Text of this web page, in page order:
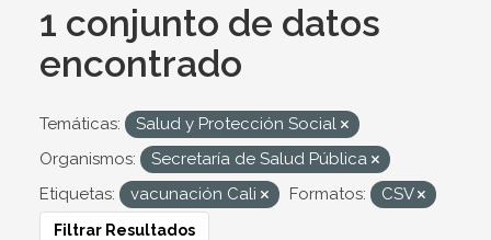
1 conjunto de datos
encontrado
Temáticas:
Salud y Protección Social
Organismos:
Secretaría de Salud Pública
Etiquetas:
vacunación Cali Formatos: CSV
Filtrar Resultados